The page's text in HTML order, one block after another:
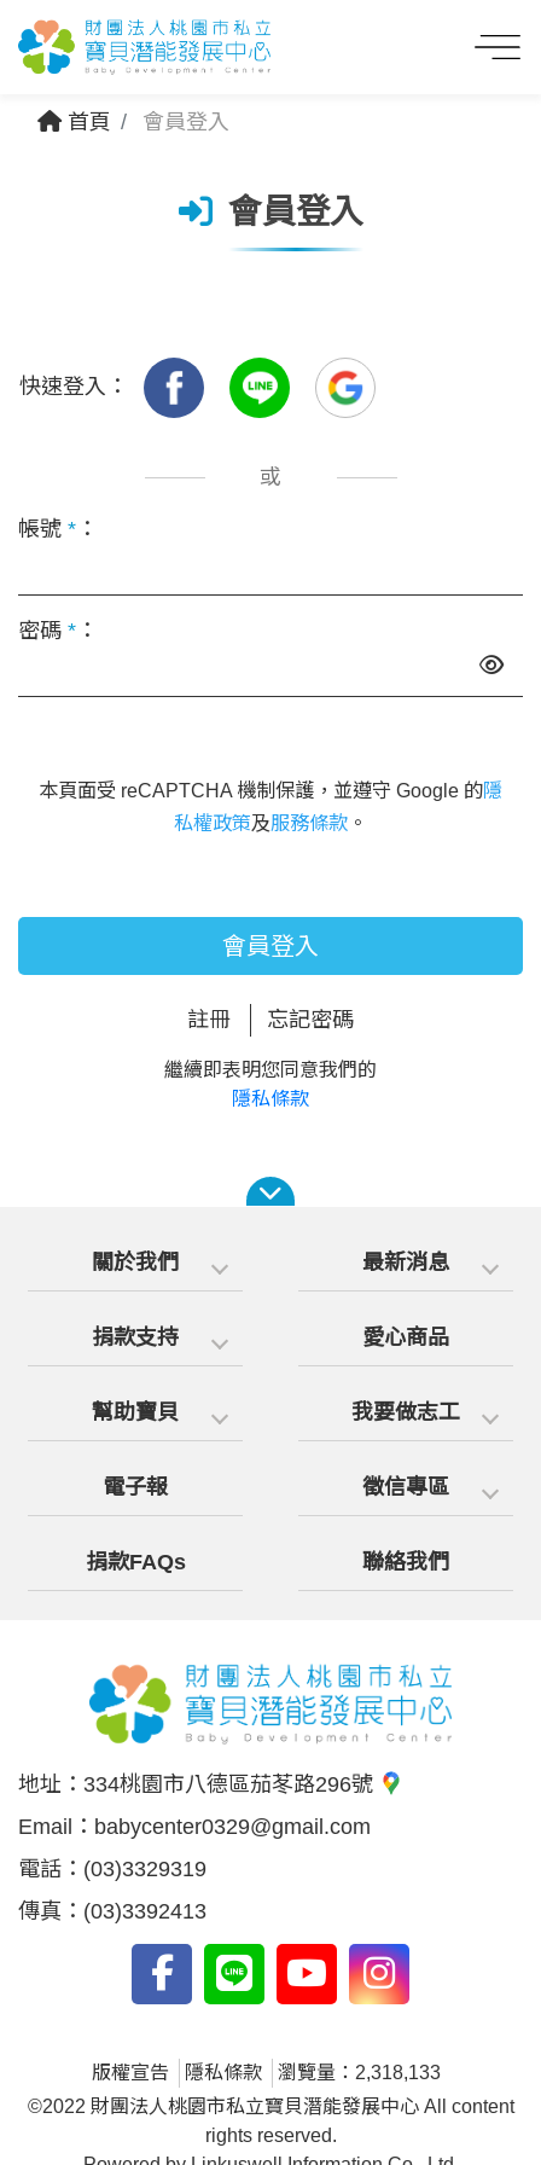
首頁 會員登入
會員登入
快速登入：
或
帳號 * ：
密碼 * ：
本頁面受 reCAPTCHA 機制保護，並遵守 Google 的隱
私權政策及服務條款 。
會員登入
註冊 忘記密碼
繼續即表明您同意我們的
隱私條款
關於我們 最新消息
捐款支持 愛心商品
幫助寶貝 我要做志工
電子報 徵信專區
捐款FAQs 聯絡我們
地址： 334桃園市八德區茄苳路296號
Email： babycenter0329@gmail.com
電話： (03)3329319
傳真： (03)3392413
版權宣告 隱私條款
瀏覽量：2,318,133
©2022 財團法人桃園市私立寶貝潛能發展中心 All content
rights reserved.